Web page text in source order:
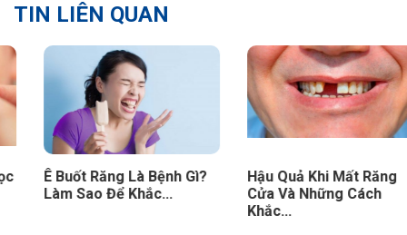
TIN LIÊN QUAN
Ê Buốt Răng Là Bệnh Gì?
Làm Sao Để Khắc...
Hậu Quả Khi Mất Răng
Cửa Và Những Cách
Khắc...